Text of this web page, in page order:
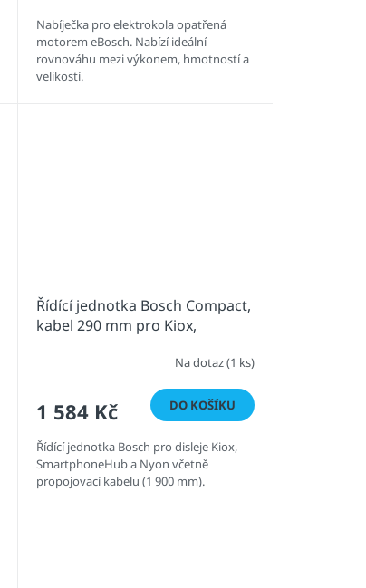
Nabíječka pro elektrokola opatřená
motorem eBosch. Nabízí ideální
rovnováhu mezi výkonem, hmotností a
velikostí.
Řídící jednotka Bosch Compact,
kabel 290 mm pro Kiox,
Na dotaz(1 ks)
1 584 Kč DO KOŠÍKU
Řídící jednotka Bosch pro disleje Kiox,
SmartphoneHub a Nyon včetně
propojovací kabelu (1 900 mm).